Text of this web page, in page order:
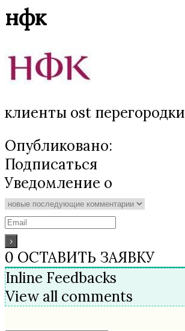
нфк
клиенты ost перегородки
Опубликовано:
Подписаться
Уведомление о
0 ОСТАВИТЬ ЗАЯВКУ
Inline Feedbacks
View all comments